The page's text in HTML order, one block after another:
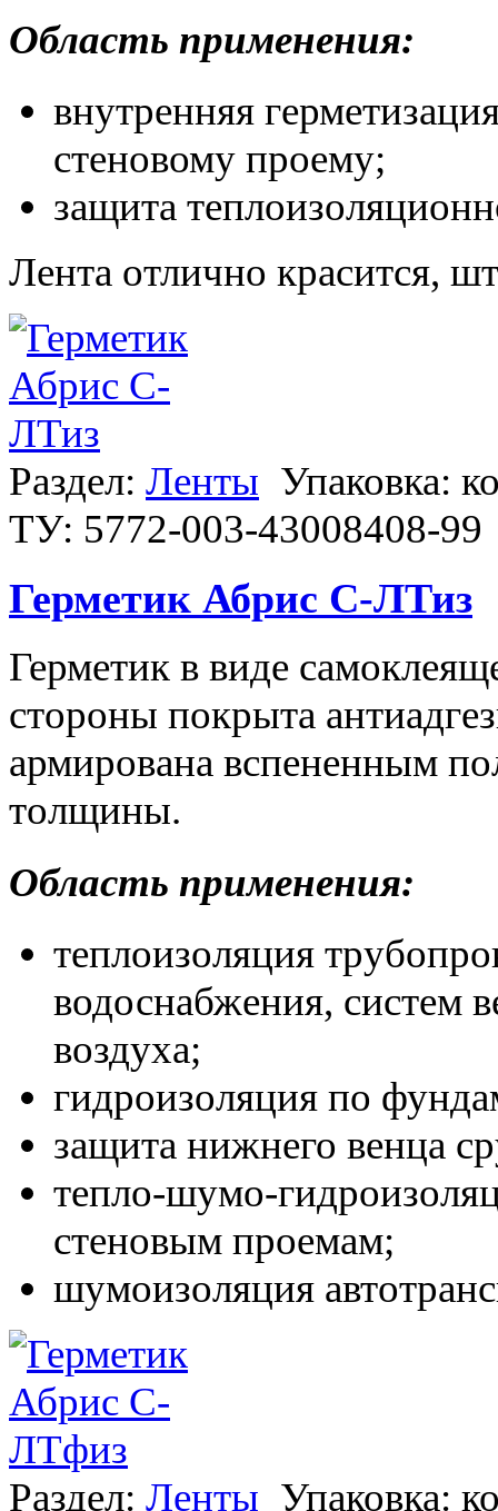
Область применения:
внутренняя
стеновому проему;
защита
Лента отлично красится,
Раздел: Ленты Упаковка:
ТУ: 5772-003-43008408-99
Герметик Абрис С-ЛТиз
Герметик в виде
стороны покрыта
армирована вспененным
толщины.
Область применения:
теплоизоляция
водоснабжения, систем
воздуха;
гидроизоляция по
защита нижнего венца
тепло-шумо-
стеновым проемам;
шумоизоляция
Раздел: Ленты Упаковка: